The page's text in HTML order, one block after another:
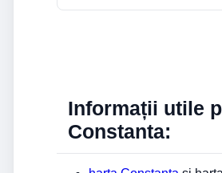
Informații utile
Constanta: